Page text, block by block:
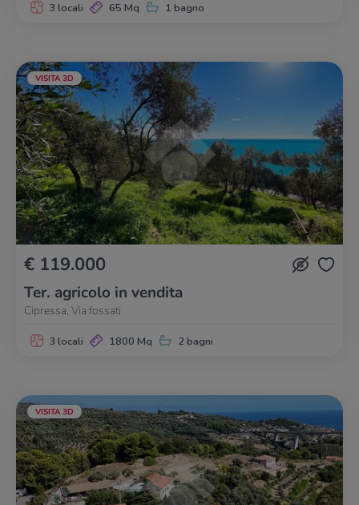
3 locali 65 Mq 1 bagno
VISITA 3D
€ 119.000
Ter. agricolo in vendita
Cipressa, Via fossati
3 locali 1800 Mq 2 bagni
VISITA 3D